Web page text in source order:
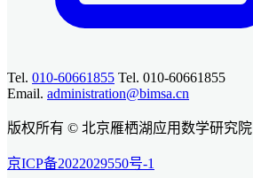
Tel. 010-60661855 Tel. 010-60661855
Email. administration@bimsa.cn
版权所有 © 北京雁栖湖应用数学研究院
京ICP备2022029550号-1